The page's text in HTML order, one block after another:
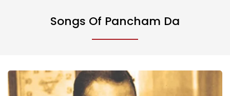
Songs Of Pancham Da